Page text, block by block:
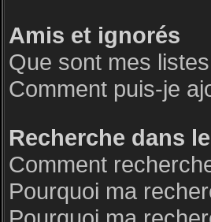
Amis et ignorés
Que sont mes
Comment puis-je
Recherche dans
Comment
Pourquoi ma